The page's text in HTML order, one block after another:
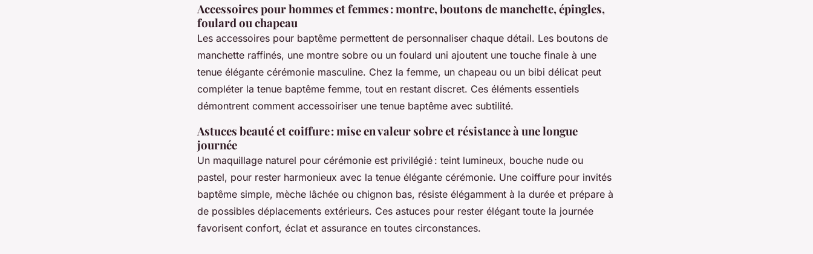
Accessoires pour hommes et femmes : montre, boutons de manchette, épingles,
foulard ou chapeau
Les accessoires pour baptême permettent de personnaliser chaque détail. Les boutons de
manchette raffinés, une montre sobre ou un foulard uni ajoutent une touche finale à une
tenue élégante cérémonie masculine. Chez la femme, un chapeau ou un bibi délicat peut
compléter la tenue baptême femme, tout en restant discret. Ces éléments essentiels
démontrent comment accessoiriser une tenue baptême avec subtilité.
Astuces beauté et coiffure : mise en valeur sobre et résistance à une longue
journée
Un maquillage naturel pour cérémonie est privilégié : teint lumineux, bouche nude ou
pastel, pour rester harmonieux avec la tenue élégante cérémonie. Une coiffure pour invités
baptême simple, mèche lâchée ou chignon bas, résiste élégamment à la durée et prépare à
de possibles déplacements extérieurs. Ces astuces pour rester élégant toute la journée
favorisent confort, éclat et assurance en toutes circonstances.